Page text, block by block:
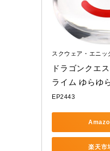
スクウェア・エニ
ドラゴンクエ
ライム ゆらゆ
EP2443
楽天市